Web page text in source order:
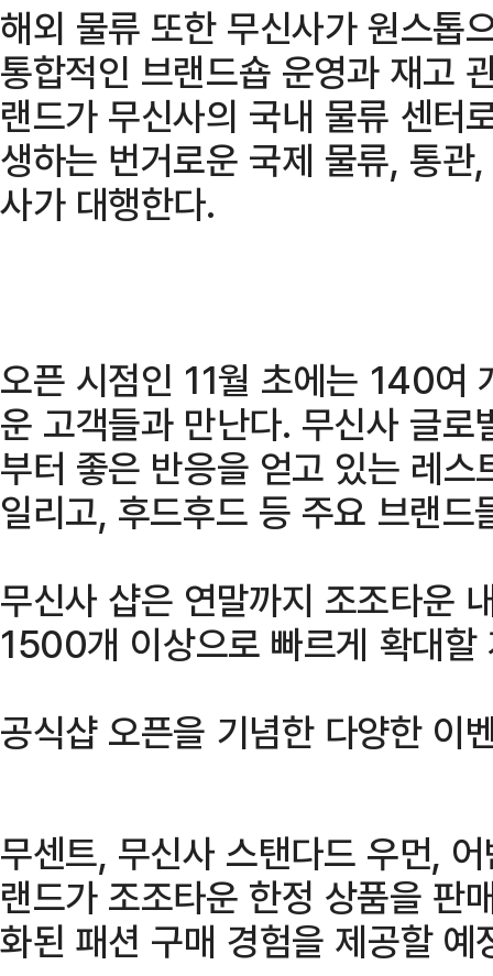
해외 물류 또한 무신사가 원스톱
통합적인 브랜드숍 운영과 재고
랜드가 무신사의 국내 물류 센터
생하는 번거로운 국제 물류, 통
사가 대행한다.
오픈 시점인 11월 초에는 140여
운 고객들과 만난다. 무신사 글
부터 좋은 반응을 얻고 있는 레
일리고, 후드후드 등 주요 브랜드
무신사 샵은 연말까지 조조타운
1500개 이상으로 빠르게 확대할
공식샵 오픈을 기념한 다양한 이
무센트, 무신사 스탠다드 우먼,
랜드가 조조타운 한정 상품을 판
화된 패션 구매 경험을 제공할 예